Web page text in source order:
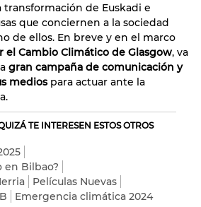
de Euskadi e
que conciernen a la sociedad
de ellos. En breve y en el marco
el Cambio Climático de Glasgow, va
gran campaña de comunicación y
mediospara actuar ante la
TE INTERESEN ESTOS OTROS
en Bilbao?
Películas Nuevas
Emergencia climática 2024